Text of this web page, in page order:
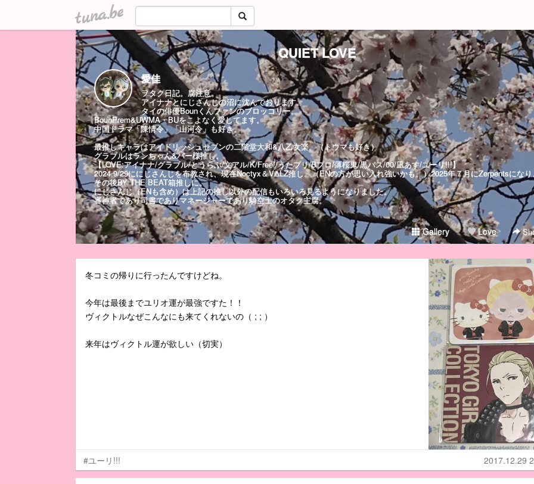
tuna.be
QUIET LOVE
愛佳
ヲタク日記。腐注意。
アイナナとにじさんじの沼に沈んでおります。
タイの俳優Bounくんファンのブロッコリー。
BounPrem&UWMA・BUをこよなく愛してます。
中国ドラマ「陳情令」「山河令」も好き。
最推しキャラはアイドリッシュセブンの二階堂大和&八乙女楽。（トウマも好き）
グラブルはランちゃん&パー様推し。
【LOVE:アイナナ/グラブル/とうらぶ/文アル/K/Free!/うたプリ/Bプロ/薄桜鬼/黒バス/00/凪あす/ユーリ!!!】
2024.9/29ににじさんじを布教され、現在Noctyx＆VΔLZ推し。（ENの方が思い入れ強いかも。）2025年７月にZerpentsにな
その後BY THE BEAT箱推しに。
にじさんじ（ENも含め）は上記の推し以外の配信もいろいろ見るようになりました。
審神者であり司書でありマネージャーであり騎空士のオタク主腐。
Gallery Love
冬コミの帰りに行ったんですけどね。
今年は最後までユリオ運が最強ですた！！
ヴィクトルなぜこんなにも来てくれないの（ ; ; ）
来年はヴィクトル運が欲しい（切実）
#ユーリ!!! 2017.12.29